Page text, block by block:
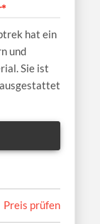
hat ein
und
Sie ist
Preis prüfen